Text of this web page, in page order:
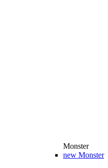
Monster
new Monster